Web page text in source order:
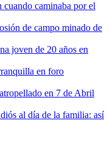
cuando caminaba por el
de campo minado de
joven de 20 años en
en foro
en 7 de Abril
al día de la familia: así